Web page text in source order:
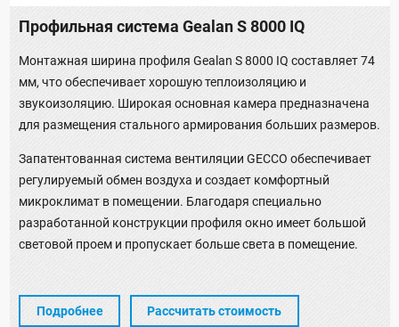
Профильная система Gealan S 8000 IQ
Монтажная ширина профиля Gealan S 8000 IQ составляет 74
мм, что обеспечивает хорошую теплоизоляцию и
звукоизоляцию. Широкая основная камера предназначена
для размещения стального армирования больших размеров.
Запатентованная система вентиляции GECCO обеспечивает
регулируемый обмен воздуха и создает комфортный
микроклимат в помещении. Благодаря специально
разработанной конструкции профиля окно имеет большой
световой проем и пропускает больше света в помещение.
Подробнее Рассчитать стоимость